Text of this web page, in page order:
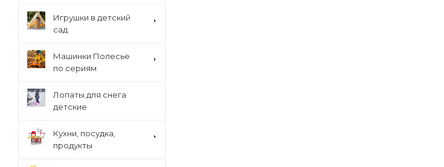
Игрушки в детский
сад
Машинки Полесье
по сериям
Лопаты для снега
детские
Кухни, посудка,
продукты